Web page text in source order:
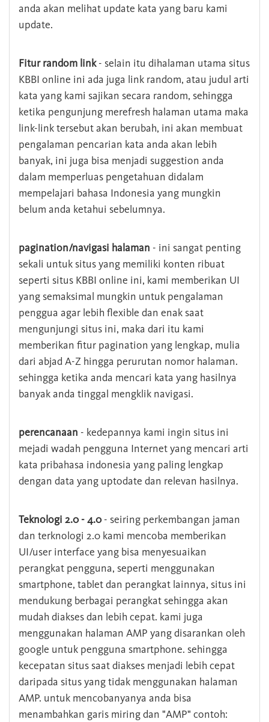
anda akan melihat update kata yang baru kami
update.
Fitur random link- selain itu dihalaman utama situs
KBBI online ini ada juga link random, atau judul arti
kata yang kami sajikan secara random, sehingga
ketika pengunjung merefresh halaman utama maka
link-link tersebut akan berubah, ini akan membuat
pengalaman pencarian kata anda akan lebih
banyak, ini juga bisa menjadi suggestion anda
dalam memperluas pengetahuan didalam
mempelajari bahasa Indonesia yang mungkin
belum anda ketahui sebelumnya.
pagination/navigasi halaman - ini sangat penting
sekali untuk situs yang memiliki konten ribuat
seperti situs KBBI online ini, kami memberikan UI
yang semaksimal mungkin untuk pengalaman
penggua agar lebih flexible dan enak saat
mengunjungi situs ini, maka dari itu kami
memberikan fitur pagination yang lengkap, mulia
dari abjad A-Z hingga perurutan nomor halaman.
sehingga ketika anda mencari kata yang hasilnya
banyak anda tinggal mengklik navigasi.
perencanaan - kedepannya kami ingin situs ini
mejadi wadah pengguna Internet yang mencari arti
kata pribahasa indonesia yang paling lengkap
dengan data yang uptodate dan relevan hasilnya.
Teknologi 2.0 - 4.0- seiring perkembangan jaman
dan terknologi 2.0 kami mencoba memberikan
UI/user interface yang bisa menyesuaikan
perangkat pengguna, seperti menggunakan
smartphone, tablet dan perangkat lainnya, situs ini
mendukung berbagai perangkat sehingga akan
mudah diakses dan lebih cepat. kami juga
menggunakan halaman AMP yang disarankan oleh
google untuk pengguna smartphone. sehingga
kecepatan situs saat diakses menjadi lebih cepat
daripada situs yang tidak menggunakan halaman
AMP. untuk mencobanyanya anda bisa
menambahkan garis miring dan "AMP" contoh: